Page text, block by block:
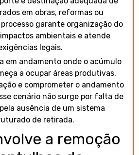
em obras, reformas ou
processo garante organização do
ambientais e atende
legais.
em andamento onde o acúmulo
a ocupar áreas produtivas,
e comprometer o andamento
cenário não surge por falta de
ausência de um sistema
de retirada.
a remoção